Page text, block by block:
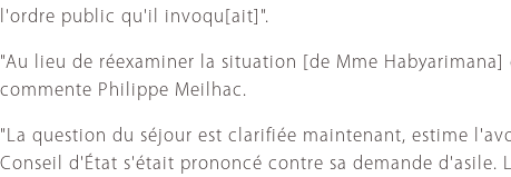
l'ordre public qu'il invoqu[ait]".
"Au lieu de réexaminer la situation [de Mme
commente Philippe Meilhac.
"La question du séjour est clarifiée maintenant, estime
Conseil d'État s'était prononcé contre sa demande